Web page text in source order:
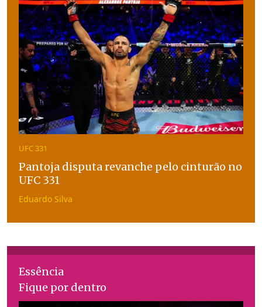
UFC 331
Pantoja disputa revanche pelo cinturão no
UFC 331
Eduardo Silva
Essência
Fique por dentro